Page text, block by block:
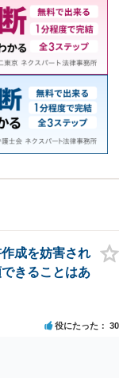
成を妨害され
きることはあ
役にたった 30